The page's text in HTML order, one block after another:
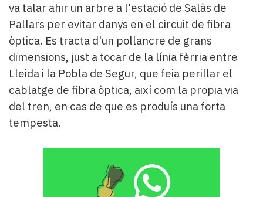
Pallars
Contingut
patrocinat
Lo
més
llegit...
Editorial
va talar ahir un arbre a l'estació de Salàs de
Pallars per evitar danys en el circuit de fibra
òptica. Es tracta d'un pollancre de grans
dimensions, just a tocar de la línia fèrria entre
Lleida i la Pobla de Segur, que feia perillar el
cablatge de fibra òptica, així com la propia via
del tren, en cas de que es produís una forta
tempesta.